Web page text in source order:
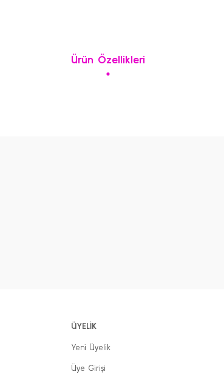
Ürün Özellikleri
ÜYELİK
Yeni Üyelik
Üye Girişi